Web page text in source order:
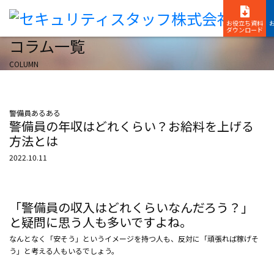
お役立ち資料
ダウンロード
コラム一覧
COLUMN
警備員あるある
警備員の年収はどれくらい？お給料を上げる
方法とは
2022.10.11
「警備員の収入はどれくらいなんだろう？」
と疑問に思う人も多いですよね。
なんとなく「安そう」というイメージを持つ人も、反対に「頑張れば稼げそ
う」と考える人もいるでしょう。